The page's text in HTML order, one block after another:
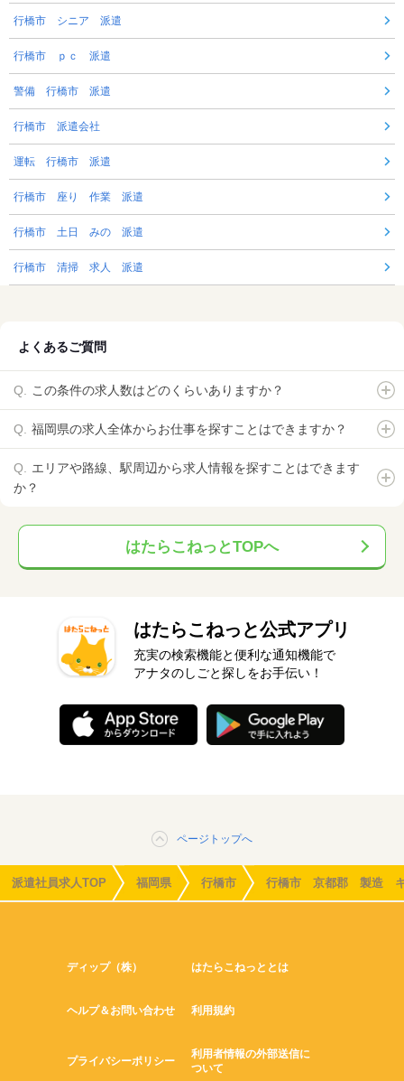
行橋市 シニア 派遣
行橋市 ｐｃ 派遣
警備 行橋市 派遣
行橋市 派遣会社
運転 行橋市 派遣
行橋市 座り 作業 派遣
行橋市 土日 みの 派遣
行橋市 清掃 求人 派遣
よくあるご質問
この条件の求人数はどのくらいありますか？
福岡県の求人全体からお仕事を探すことはできますか？
エリアや路線、駅周辺から求人情報を探すことはできます
か？
はたらこねっとTOPへ
はたらこねっと公式アプリ
充実の検索機能と便利な通知機能で
アナタのしごと探しをお手伝い！
ページトップへ
派遣社員求人TOP 福岡県 行橋市 行橋市 京都郡 製造
ディップ（株） はたらこねっととは
ヘルプ＆お問い合わせ 利用規約
プライバシーポリシー
利用者情報の外部送信に
ついて